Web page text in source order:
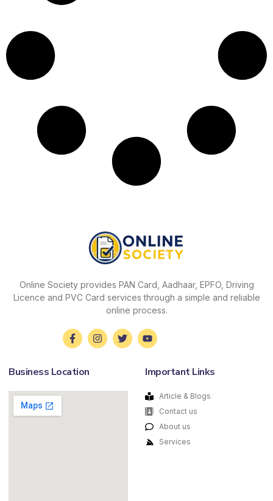
Online Society provides PAN Card, Aadhaar, EPFO, Driving
Licence and PVC Card services through a simple and reliable
online process.
Business Location Important Links
Article & Blogs
Contact us
About us
Services